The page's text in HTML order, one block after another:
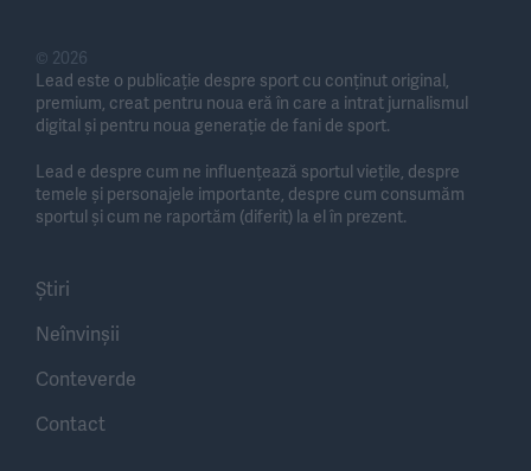
© 2026
Lead este o publicație despre sport cu conținut original,
premium, creat pentru noua eră în care a intrat jurnalismul
digital și pentru noua generație de fani de sport.
Lead e despre cum ne influențează sportul viețile, despre
temele și personajele importante, despre cum consumăm
sportul și cum ne raportăm (diferit) la el în prezent.
Știri
Neînvinșii
Conteverde
Contact